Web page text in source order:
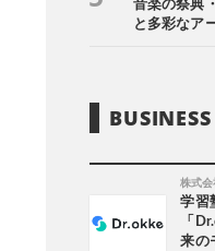
音楽の祭典
と多彩なア
株式
学習
「
来の